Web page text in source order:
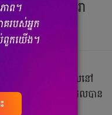
ពាក់ដោយតារា
Awards
នយ៉ាងគួរឱ្យភ្ញាក់ផ្អើលនៅ
រចាំចក្រភពអង់គ្លេស ដែលបាន
េះ។